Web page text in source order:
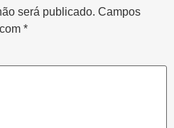
será publicado. Campos
*